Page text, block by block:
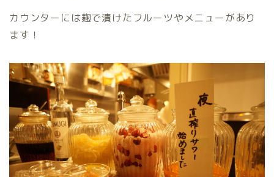
カウンターには麹で漬けたフルーツやメニューがあり
ます！